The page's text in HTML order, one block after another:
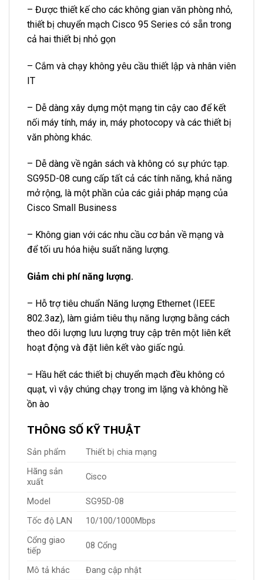
– Được thiết kế cho các không gian văn phòng nhỏ,
thiết bị chuyển mạch Cisco 95 Series có sẵn trong
cả hai thiết bị nhỏ gọn
– Cắm và chạy không yêu cầu thiết lập và nhân viên
IT
– Dễ dàng xây dựng một mạng tin cậy cao để kết
nối máy tính, máy in, máy photocopy và các thiết bị
văn phòng khác.
– Dễ dàng về ngân sách và không có sự phức tạp.
SG95D-08 cung cấp tất cả các tính năng, khả năng
mở rộng, là một phần của các giải pháp mạng của
Cisco Small Business
– Không gian với các nhu cầu cơ bản về mạng và
để tối ưu hóa hiệu suất năng lượng.
Giảm chi phí năng lượng.
– Hỗ trợ tiêu chuẩn Năng lượng Ethernet (IEEE
802.3az), làm giảm tiêu thụ năng lượng bằng cách
theo dõi lượng lưu lượng truy cập trên một liên kết
hoạt động và đặt liên kết vào giấc ngủ.
– Hầu hết các thiết bị chuyển mạch đều không có
quạt, vì vậy chúng chạy trong im lặng và không hề
ồn ào
THÔNG SỐ KỸ THUẬT
Sản phẩm
Thiết bị chia mạng
Hãng sản
xuất
Cisco
Model
SG95D-08
Tốc độ LAN
10/100/1000Mbps
Cổng giao
tiếp
08 Cổng
Mô tả khác Đang cập nhật